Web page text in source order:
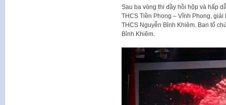
Sau ba vòng thi đầy hồi hộp và hấp
THCS Tiền Phong – Vĩnh Phong,
THCS Nguyễn Bỉnh Khiêm. Ban tổ
Bỉnh Khiêm.